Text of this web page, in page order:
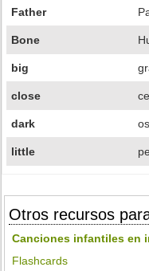
Father
Bone
big
close
dark
little
Otros recursos
Canciones infantiles en
Flashcards